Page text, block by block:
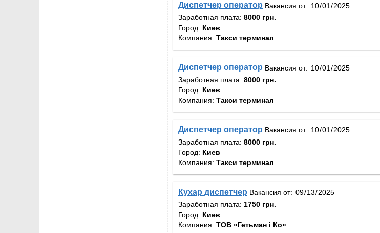
Диспетчер оператор Вакансия от:
Заработная плата: 8000 грн.
Город: Киев
Компания: Такси терминал
Диспетчер оператор Вакансия от:
Заработная плата: 8000 грн.
Город: Киев
Компания: Такси терминал
Диспетчер оператор Вакансия от:
Заработная плата: 8000 грн.
Город: Киев
Компания: Такси терминал
Кухар диспетчер Вакансия от:
Заработная плата: 1750 грн.
Город: Киев
Компания: ТОВ «Гетьман і Ко»